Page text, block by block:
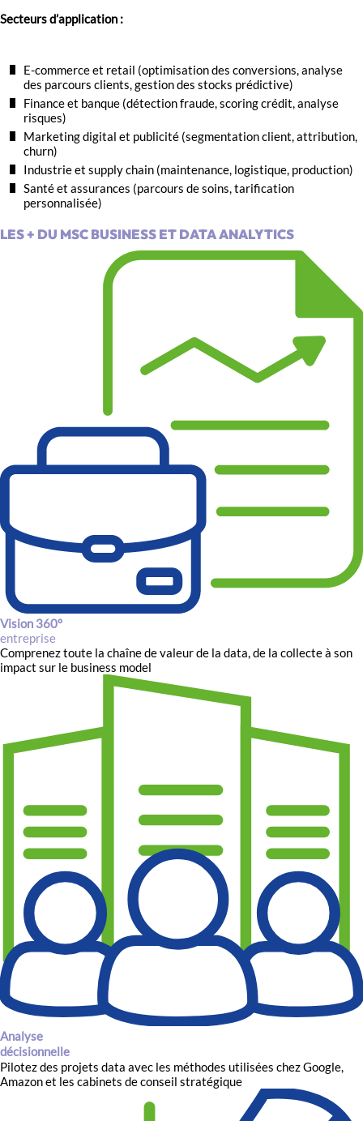
Secteurs d’application :
E-commerce et retail (optimisation des conversions, analyse
des parcours clients, gestion des stocks prédictive)
Finance et banque (détection fraude, scoring crédit, analyse
risques)
Marketing digital et publicité (segmentation client, attribution,
churn)
Industrie et supply chain (maintenance, logistique, production)
Santé et assurances (parcours de soins, tarification
personnalisée)
LES + DU MSC BUSINESS ET DATA ANALYTICS
Vision 360°
entreprise
Comprenez toute la chaîne de valeur de la data, de la collecte à son
impact sur le business model
Analyse
décisionnelle
Pilotez des projets data avec les méthodes utilisées chez Google,
Amazon et les cabinets de conseil stratégique